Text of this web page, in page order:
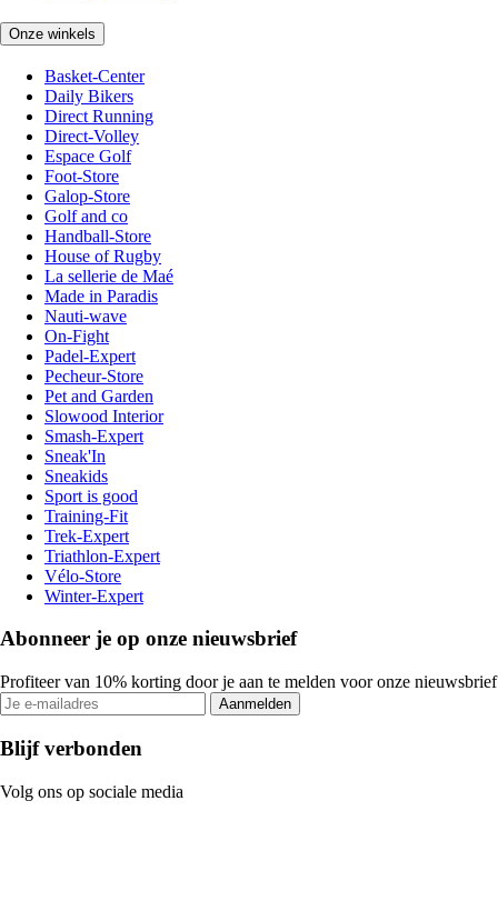
Onze winkels
Basket-Center
Daily Bikers
Direct Running
Direct-Volley
Espace Golf
Foot-Store
Galop-Store
Golf and co
Handball-Store
House of Rugby
La sellerie de Maé
Made in Paradis
Nauti-wave
On-Fight
Padel-Expert
Pecheur-Store
Pet and Garden
Slowood Interior
Smash-Expert
Sneak'In
Sneakids
Sport is good
Training-Fit
Trek-Expert
Triathlon-Expert
Vélo-Store
Winter-Expert
Abonneer je op onze nieuwsbrief
Profiteer van 10% korting door je aan te melden voor onze nieuwsbrief
Aanmelden
Blijf verbonden
Volg ons op sociale media